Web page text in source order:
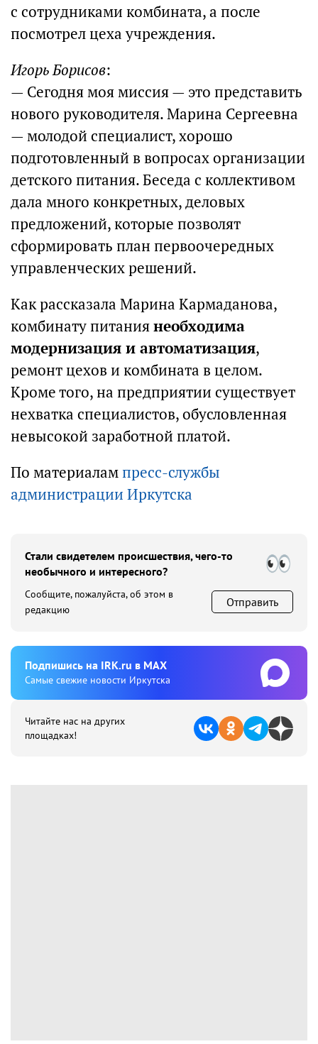
с сотрудниками комбината, а после
посмотрел цеха учреждения.
Игорь Борисов:
— Сегодня моя миссия — это представить
нового руководителя. Марина Сергеевна
— молодой специалист, хорошо
подготовленный в вопросах организации
детского питания. Беседа с коллективом
дала много конкретных, деловых
предложений, которые позволят
сформировать план первоочередных
управленческих решений.
Как рассказала Марина Кармаданова,
комбинату питаниянеобходима
модернизация и автоматизация,
ремонт цехов и комбината в целом.
Кроме того, на предприятии существует
нехватка специалистов, обусловленная
невысокой заработной платой.
По материалампресс-службы
администрации Иркутска
Стали свидетелем происшествия, чего-то
необычного и интересного?
Сообщите, пожалуйста, об этом в
редакцию
Отправить
Подпишиcь на IRK.ru в MAX
Cамые свежие новости Иркутска
Читайте нас на других
площадках!